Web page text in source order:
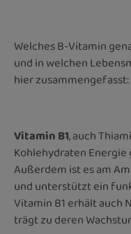
Welches B-Vitamin
und in welchen
hier zusammengefasst:
Vitamin B1, auch
Kohlehydraten
Außerdem ist es am
und unterstützt ein
Vitamin B1 erhält auch
trägt zu deren